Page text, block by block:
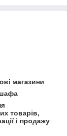
магазини
товарів,
і продажу